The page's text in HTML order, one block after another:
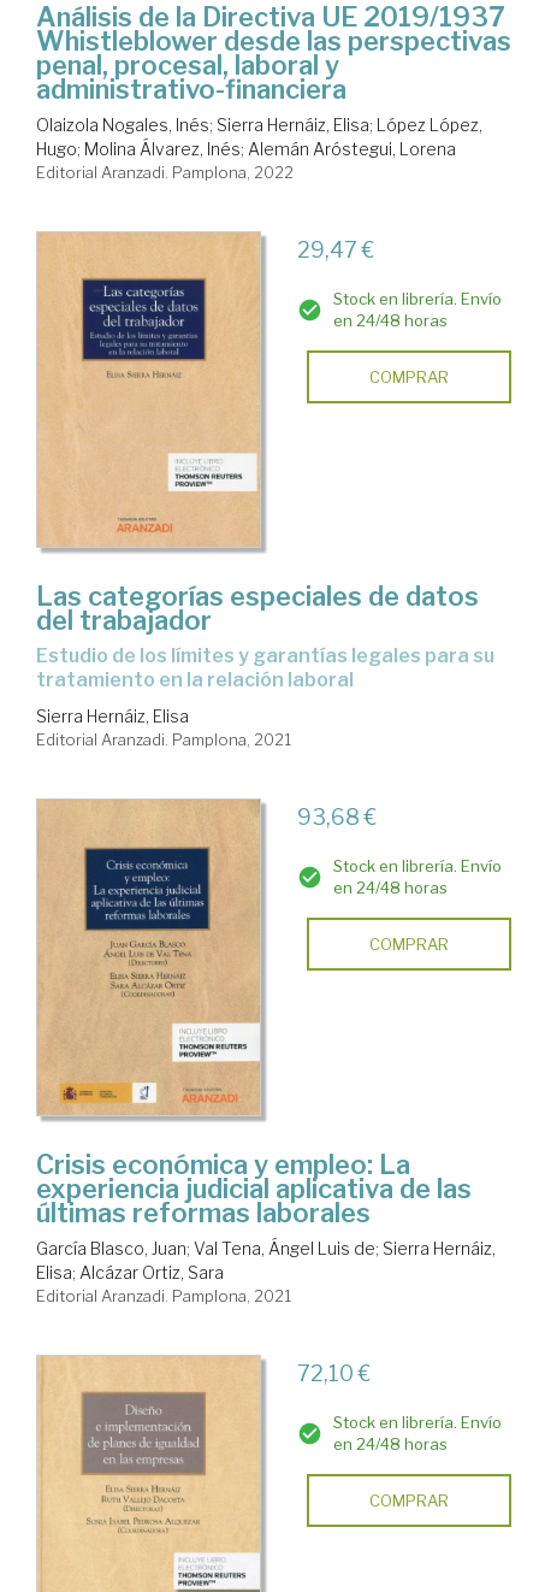
Análisis de la Directiva UE 2019/1937
Whistleblower desde las perspectivas
penal, procesal, laboral y
administrativo-financiera
Olaizola Nogales, Inés; Sierra Hernáiz, Elisa; López López,
Hugo; Molina Álvarez, Inés; Alemán Aróstegui, Lorena
Editorial Aranzadi. Pamplona, 2022
29,47 €
Stock en librería. Envío
en 24/48 horas
COMPRAR
Las categorías especiales de datos
del trabajador
estudio de los límites y garantías legales para su
tratamiento en la relación laboral
Sierra Hernáiz, Elisa
Editorial Aranzadi. Pamplona, 2021
93,68 €
Stock en librería. Envío
en 24/48 horas
COMPRAR
Crisis económica y empleo: La
experiencia judicial aplicativa de las
últimas reformas laborales
García Blasco, Juan; Val Tena, Ángel Luis de; Sierra Hernáiz,
Elisa; Alcázar Ortiz, Sara
Editorial Aranzadi. Pamplona, 2021
72,10 €
Stock en librería. Envío
en 24/48 horas
COMPRAR